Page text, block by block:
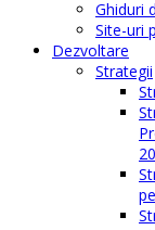
Ghiduri
Site-uri
Dezvoltare
Strategii